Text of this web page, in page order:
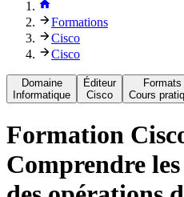
Formations
Cisco
Cisco
Domaine
Informatique
Éditeur
Cisco
Formats
Cours
Formation
Comprendre